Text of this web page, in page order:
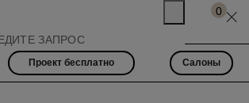
0
Проект бесплатно Салоны